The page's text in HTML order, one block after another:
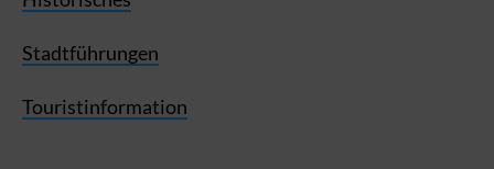
Stadtführungen
Touristinformation